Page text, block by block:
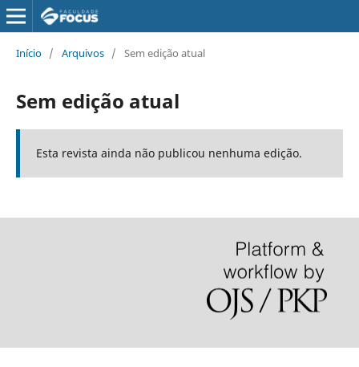
Início / Arquivos / Sem edição atual
Sem edição atual
Esta revista ainda não publicou nenhuma edição.